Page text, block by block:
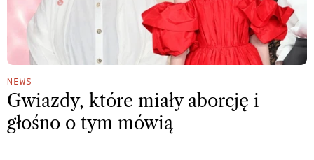
NEWS
Gwiazdy, które miały aborcję i
głośno o tym mówią